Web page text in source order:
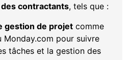
contractants, tels que :
gestion de projet comme
Monday.com pour suivre
tâches et la gestion des